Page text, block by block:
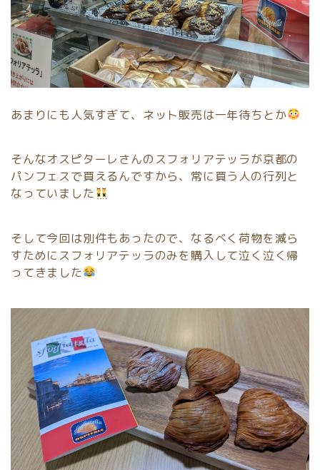
あまりにも人気すぎて、ネット販売は一年待ちとか
そんなオスピターレさんのスフォリアテッラが京都の
パンフェスで買えるんですから、常に買う人の行列と
なっていました
そして今回は別件もあったので、なるべく荷物を減ら
すためにスフォリアテッラのみを購入して泣く泣く帰
ってきました